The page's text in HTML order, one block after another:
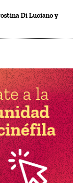
Di Luciano y